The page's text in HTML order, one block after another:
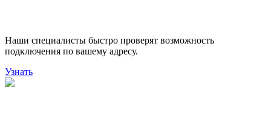
Наши специалисты быстро проверят возможность
подключения по вашему адресу.
Узнать